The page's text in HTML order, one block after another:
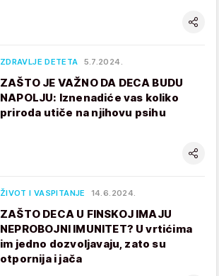
ZDRAVLJE DETETA 5.7.2024.
ZAŠTO JE VAŽNO DA DECA BUDU
NAPOLJU: Iznenadiće vas koliko
priroda utiče na njihovu psihu
ŽIVOT I VASPITANJE 14.6.2024.
ZAŠTO DECA U FINSKOJ IMAJU
NEPROBOJNI IMUNITET? U vrtićima
im jedno dozvoljavaju, zato su
otpornija i jača